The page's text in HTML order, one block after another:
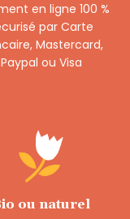
en ligne 100 %
par Carte
Mastercard,
Paypal ou Visa
ou naturel